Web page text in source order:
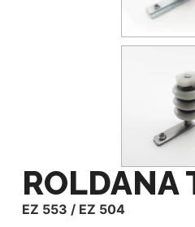
ROLDANA
EZ 553 / EZ 504